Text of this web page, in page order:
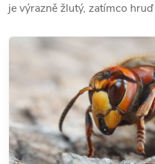
je výrazně žlutý, zatímco